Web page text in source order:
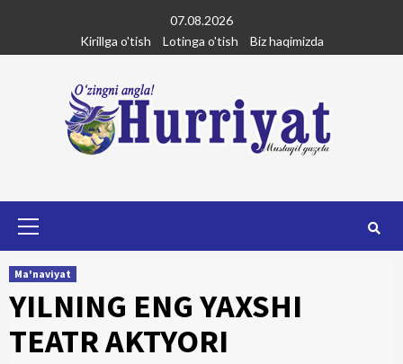
content
07.08.2026
Kirillga o'tish
Lotinga o'tish Biz haqimizda
Ma'naviyat
YILNING ENG YAXSHI
TEATR AKTYORI